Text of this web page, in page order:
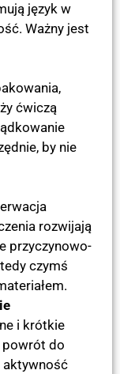
język w
Ważny jest
ćwiczą
by nie
rozwijają
przyczynowo-
czymś
i krótkie
powrót do
aktywność